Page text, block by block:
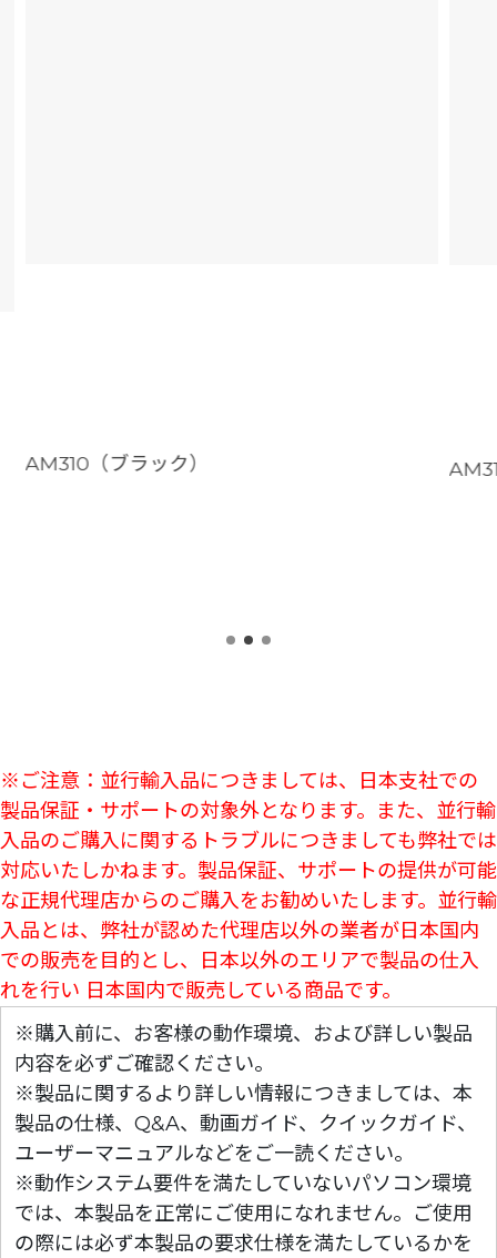
AM310（ブラック）
※ご注意：並行輸入品につきましては、日本支社での
製品保証・サポートの対象外となります。また、並行輸
入品のご購入に関するトラブルにつきましても弊社では
対応いたしかねます。製品保証、サポートの提供が可能
な正規代理店からのご購入をお勧めいたします。並行輸
入品とは、弊社が認めた代理店以外の業者が日本国内
での販売を目的とし、日本以外のエリアで製品の仕入
れを行い 日本国内で販売している商品です。
※購入前に、お客様の動作環境、および詳しい製品
内容を必ずご確認ください。
※製品に関するより詳しい情報につきましては、本
製品の仕様、Q&A、動画ガイド、クイックガイド、
ユーザーマニュアルなどをご一読ください。
※動作システム要件を満たしていないパソコン環境
では、本製品を正常にご使用になれません。ご使用
の際には必ず本製品の要求仕様を満たしているかを